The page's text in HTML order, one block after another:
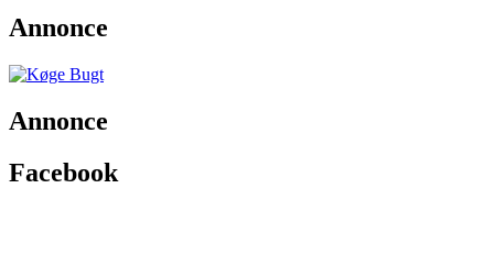
Annonce
Annonce
Facebook